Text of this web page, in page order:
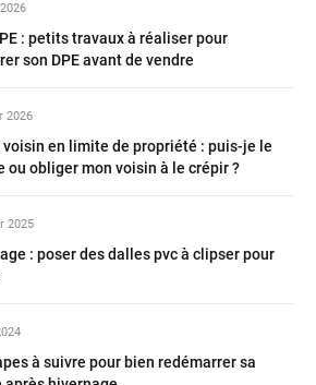
: petits travaux à réaliser pour
son DPE avant de vendre
2026
voisin en limite de propriété : puis-je le
ou obliger mon voisin à le crépir ?
2025
: poser des dalles pvc à clipser pour
à suivre pour bien redémarrer sa